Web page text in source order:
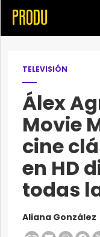
TELEVISIÓN
Álex
Movie
cine
en HD
todas
Aliana González